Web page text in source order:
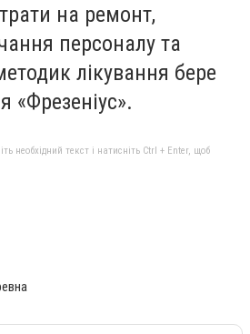
на ремонт,
персоналу та
лікування бере
«Фрезеніус».
необхідний текст і натисніть Ctrl + Enter, щоб